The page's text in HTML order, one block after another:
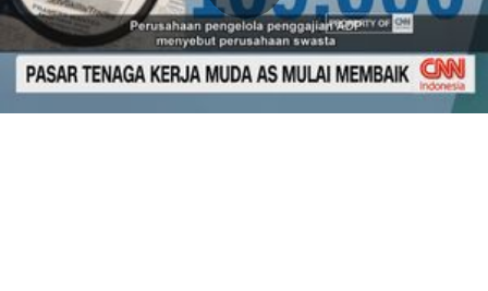
Memutarkan
Video